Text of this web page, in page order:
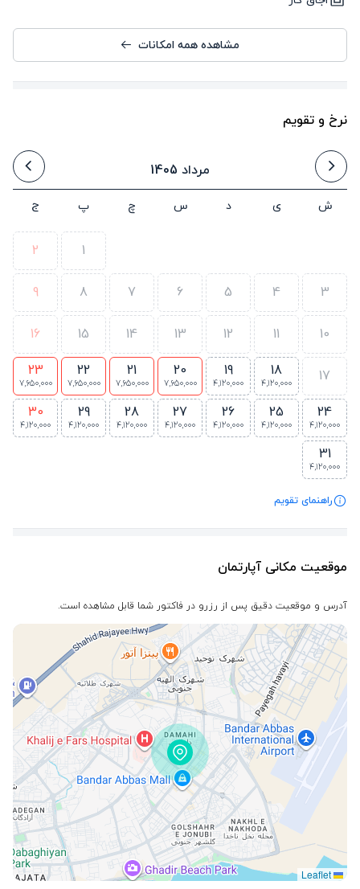
مشاهده همه امکانات
نرخ و تقویم
مرداد 1405
ش ی د س چ پ ج
1
2
3
4
5
6
7
8
9
10
11
12
13
14
15
16
17
18
4,120,000
19
4,120,000
20
7,650,000
21
7,650,000
22
7,650,000
23
7,650,000
24
4,120,000
25
4,120,000
26
4,120,000
27
4,120,000
28
4,120,000
29
4,120,000
30
4,120,000
31
4,120,000
راهنمای تقویم
موقعیت مکانی آپارتمان
آدرس و موقعیت دقیق پس از رزرو در فاکتور شما قابل مشاهده است.